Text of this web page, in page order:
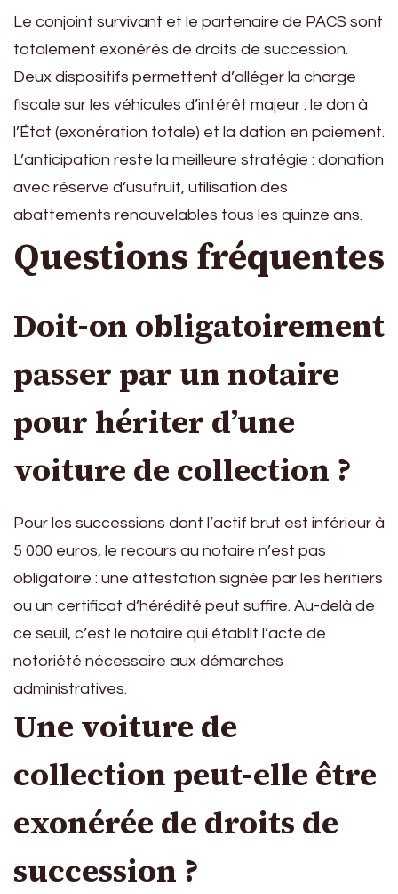
Le conjoint survivant et le partenaire de PACS sont
totalement exonérés de droits de succession.
Deux dispositifs permettent d’alléger la charge
fiscale sur les véhicules d’intérêt majeur : le don à
l’État (exonération totale) et la dation en paiement.
L’anticipation reste la meilleure stratégie : donation
avec réserve d’usufruit, utilisation des
abattements renouvelables tous les quinze ans.
Questions fréquentes
Doit-on obligatoirement
passer par un notaire
pour hériter d’une
voiture de collection ?
Pour les successions dont l’actif brut est inférieur à
5 000 euros, le recours au notaire n’est pas
obligatoire : une attestation signée par les héritiers
ou un certificat d’hérédité peut suffire. Au-delà de
ce seuil, c’est le notaire qui établit l’acte de
notoriété nécessaire aux démarches
administratives.
Une voiture de
collection peut-elle être
exonérée de droits de
succession ?